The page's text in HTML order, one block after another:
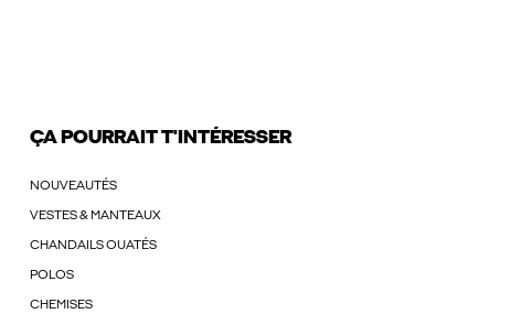
ÇA POURRAIT T'INTÉRESSER
NOUVEAUTÉS
VESTES & MANTEAUX
CHANDAILS OUATÉS
POLOS
CHEMISES